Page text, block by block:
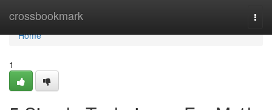
crossbookmark
Home
Home
1